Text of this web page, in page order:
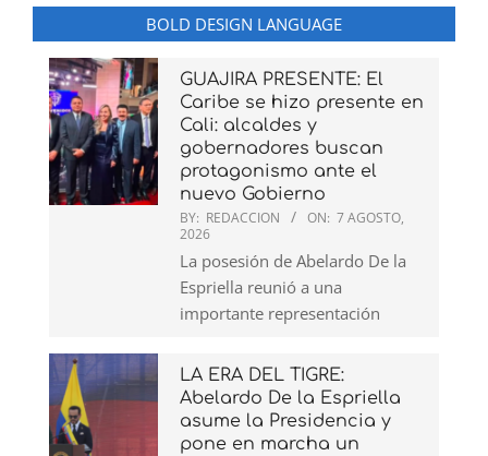
BOLD DESIGN LANGUAGE
GUAJIRA PRESENTE: El
Caribe se hizo presente en
Cali: alcaldes y
gobernadores buscan
protagonismo ante el
nuevo Gobierno
BY: REDACCION ON: 7 AGOSTO,
2026
La posesión de Abelardo De la
Espriella reunió a una
importante representación
LA ERA DEL TIGRE:
Abelardo De la Espriella
asume la Presidencia y
pone en marcha un